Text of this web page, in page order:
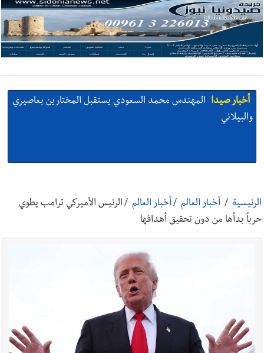
أخبار صيدا المهندس محمد السعودي يستقبل المختارين بعاصيري
والبيلاني
august ...مطلوب موظفة للعمل في الأكاديمية الدولية لبناء
أخبار صيدا
بلدية صيدا ومؤسسة الحريري تعقدان الاجتماع
التشاوري الأول للمرصد الحضري
الرئيسية / أخبار العالم / أخبار العالم / الرئيس الأميركي ترامب يطوي
حرباً بدأها من دون تحقيق أهدافها